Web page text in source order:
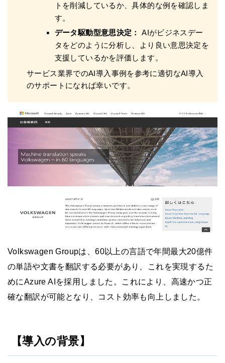
トを削減しているか、具体的な例を確認しま
す。
データ駆動型意思決定：
AIがビジネスデー
タをどのように分析し、より良い意思決定を
支援しているかを評価します。
サービス業界でのAI導入事例を参考に適切なAI導入
のサポートになれば幸いです。
Volkswagen Groupは、60以上の言語で年間最大20億件
の単語や文書を翻訳する必要があり、これを実現するた
めにAzure AIを採用しました。これにより、高速かつ正
確な翻訳が可能となり、コスト効率も向上しました。
【導入の背景】